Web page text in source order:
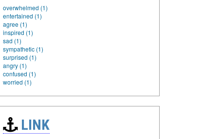
overwhelmed (1)
entertained (1)
agree (1)
inspired (1)
sad (1)
sympathetic (1)
surprised (1)
angry (1)
confused (1)
worried (1)
LINK